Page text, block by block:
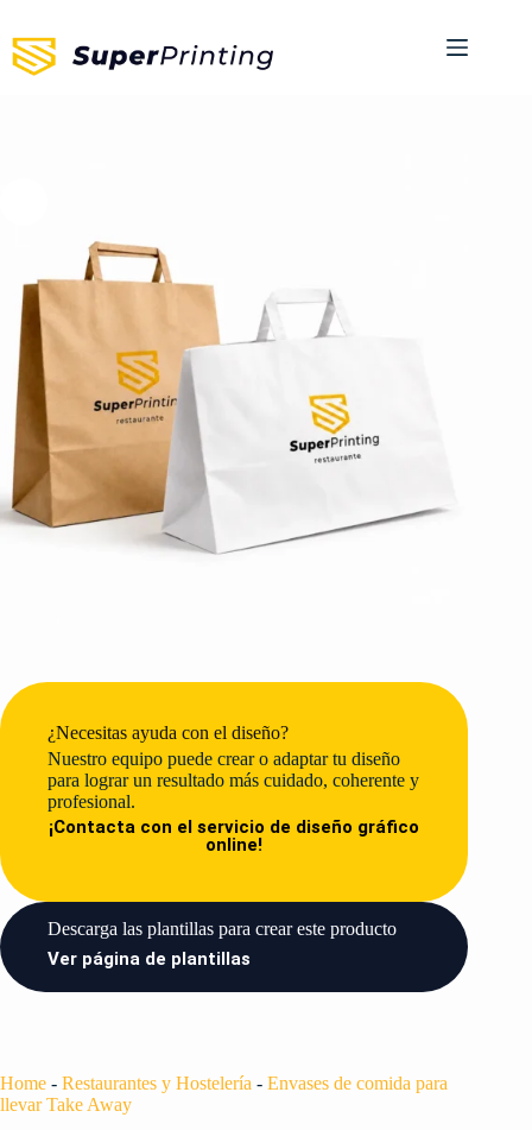
¿Necesitas ayuda con el diseño?
Nuestro equipo puede crear o adaptar tu diseño
para lograr un resultado más cuidado, coherente y
profesional.
¡Contacta con el servicio de diseño gráfico
online!
Descarga las plantillas para crear este producto​
Ver página de plantillas
Home - Restaurantes y Hostelería - Envases de comida para
llevar Take Away